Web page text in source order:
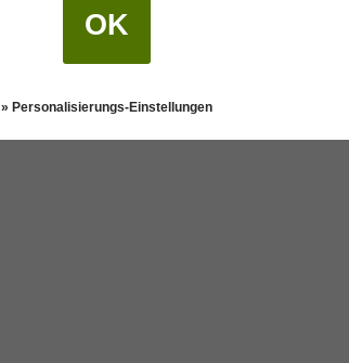
OK
» Personalisierungs-Einstellungen